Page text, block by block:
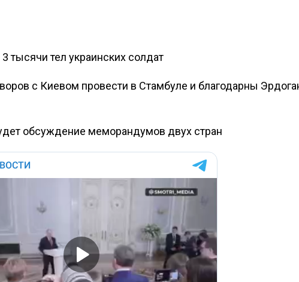
тысячи тел украинских солдат
с Киевом провести в Стамбуле и благодарны
обсуждение меморандумов двух стран